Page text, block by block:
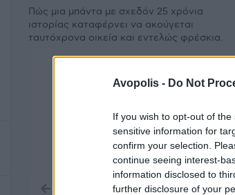
Avopolis - Do Not
If you wish to opt-out of
sensitive information for
confirm your selection.
continue seeing interest-
information disclosed to
further disclosure of your
Πώς μια μπάντα με σχεδόν 25 χρόνια
ιστορίας καταφέρνει να ακούγεται
ταυτόχρονα οικεία και εντελώς φρέσκια.